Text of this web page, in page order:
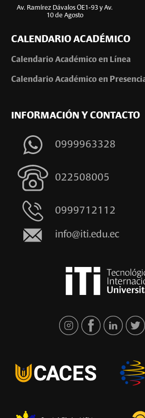
Av. Ramírez Dávalos OE1-93 y Av.
10 de Agosto
CALENDARIO ACADÉMICO
Calendario Académico en Línea
Calendario Académico en
INFORMACIÓN Y CONTACTO
0999963328
022508005
0999712112
info@iti.edu.ec